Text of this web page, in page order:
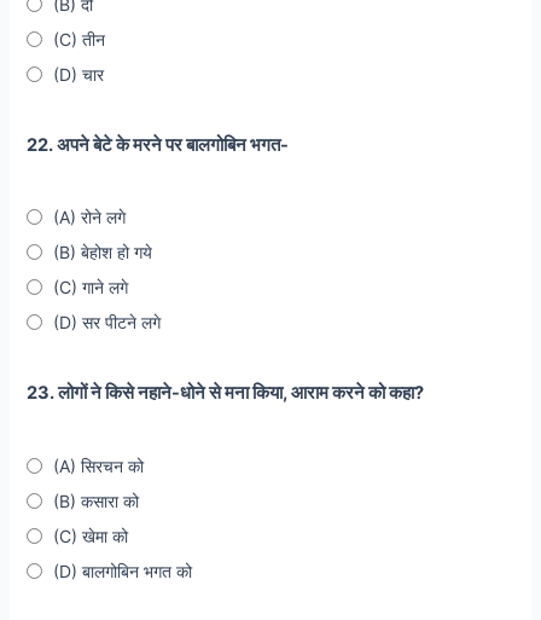
(C) तीन
(D) चार
22. अपने बेटे के मरने पर बालगोबिन भगत-
(A) रोने लगे
(B) बेहोश हो गये
(C) गाने लगे
(D) सर पीटने लगे
23. लोगों ने किसे नहाने-धोने से मना किया, आराम करने को कहा?
(A) सिरचन को
(B) कसारा को
(C) खेमा को
(D) बालगोबिन भगत को